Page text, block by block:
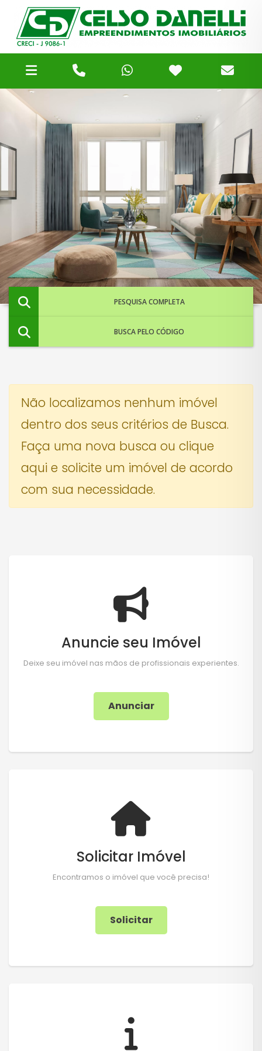
PESQUISA COMPLETA
BUSCA PELO CÓDIGO
Não localizamos nenhum imóvel
dentro dos seus critérios de Busca.
Faça uma nova busca ou clique
aqui e solicite um imóvel de acordo
com sua necessidade.
Anuncie seu Imóvel
Deixe seu imóvel nas mãos de profissionais experientes.
Anunciar
Solicitar Imóvel
Encontramos o imóvel que você precisa!
Solicitar